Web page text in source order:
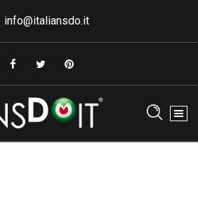
info@italiansdo.it